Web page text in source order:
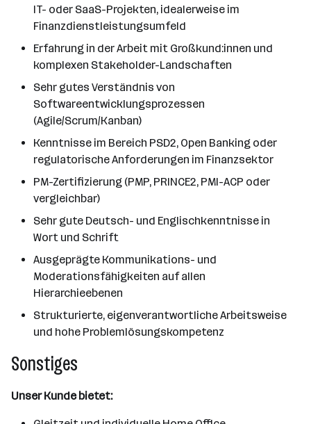
IT- oder SaaS-Projekten, idealerweise im
Finanzdienstleistungsumfeld
Erfahrung in der Arbeit mit Großkund:innen und
komplexen Stakeholder-Landschaften
Sehr gutes Verständnis von
Softwareentwicklungsprozessen
(Agile/Scrum/Kanban)
Kenntnisse im Bereich PSD2, Open Banking oder
regulatorische Anforderungen im Finanzsektor
PM-Zertifizierung (PMP, PRINCE2, PMI-ACP oder
vergleichbar)
Sehr gute Deutsch- und Englischkenntnisse in
Wort und Schrift
Ausgeprägte Kommunikations- und
Moderationsfähigkeiten auf allen
Hierarchieebenen
Strukturierte, eigenverantwortliche Arbeitsweise
und hohe Problemlösungskompetenz
Sonstiges
Unser Kunde bietet: